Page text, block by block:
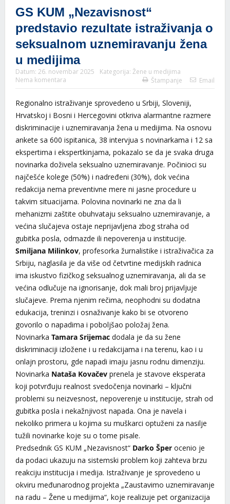
GS KUM „Nezavisnost“
predstavio rezultate istraživanja o
seksualnom uznemiravanju žena
u medijima
Datum: 26. novembar 2025 Kategorija: Žene u medijima
Nema komentara
Štampanje Email
Regionalno istraživanje sprovedeno u Srbiji, Sloveniji,
Hrvatskoj i Bosni i Hercegovini otkriva alarmantne razmere
diskriminacije i uznemiravanja žena u medijima. Na osnovu
ankete sa 600 ispitanica, 38 intervjua s novinarkama i 12 sa
ekspertima i ekspertkinjama, pokazalo se da je svaka druga
novinarka doživela seksualno uznemiravanje. Počinioci su
najčešće kolege (50%) i nadređeni (30%), dok većina
redakcija nema preventivne mere ni jasne procedure u
takvim situacijama. Polovina novinarki ne zna da li
mehanizmi zaštite obuhvataju seksualno uznemiravanje, a
većina slučajeva ostaje neprijavljena zbog straha od
gubitka posla, odmazde ili nepoverenja u institucije.
Smiljana Milinkov, profesorka žurnalistike i istraživačica za
Srbiju, naglasila je da više od četvrtine medijskih radnica
ima iskustvo fizičkog seksualnog uznemiravanja, ali da se
većina odlučuje na ignorisanje, dok mali broj prijavljuje
slučajeve. Prema njenim rečima, neophodni su dodatna
edukacija, treninzi i osnaživanje kako bi se otvoreno
govorilo o napadima i poboljšao položaj žena.
Novinarka Tamara Srijemacdodala je da su žene
diskriminaciji izložene i u redakcijama i na terenu, kao i u
onlajn prostoru, gde napadi imaju jasnu rodnu dimenziju.
Novinarka Nataša Kovačevprenela je stavove eksperata
koji potvrđuju realnost svedočenja novinarki – ključni
problemi su neizvesnost, nepoverenje u institucije, strah od
gubitka posla i nekažnjivost napada. Ona je navela i
nekoliko primera u kojima su muškarci optuženi za nasilje
tužili novinarke koje su o tome pisale.
Predsednik GS KUM „Nezavisnost“ Darko Šperocenio je
da podaci ukazuju na sistemski problem koji zahteva brzu
reakciju institucija i medija. Istraživanje je sprovedeno u
okviru međunarodnog projekta „Zaustavimo uznemiravanje
na radu – Žene u medijima“, koje realizuje pet organizacija